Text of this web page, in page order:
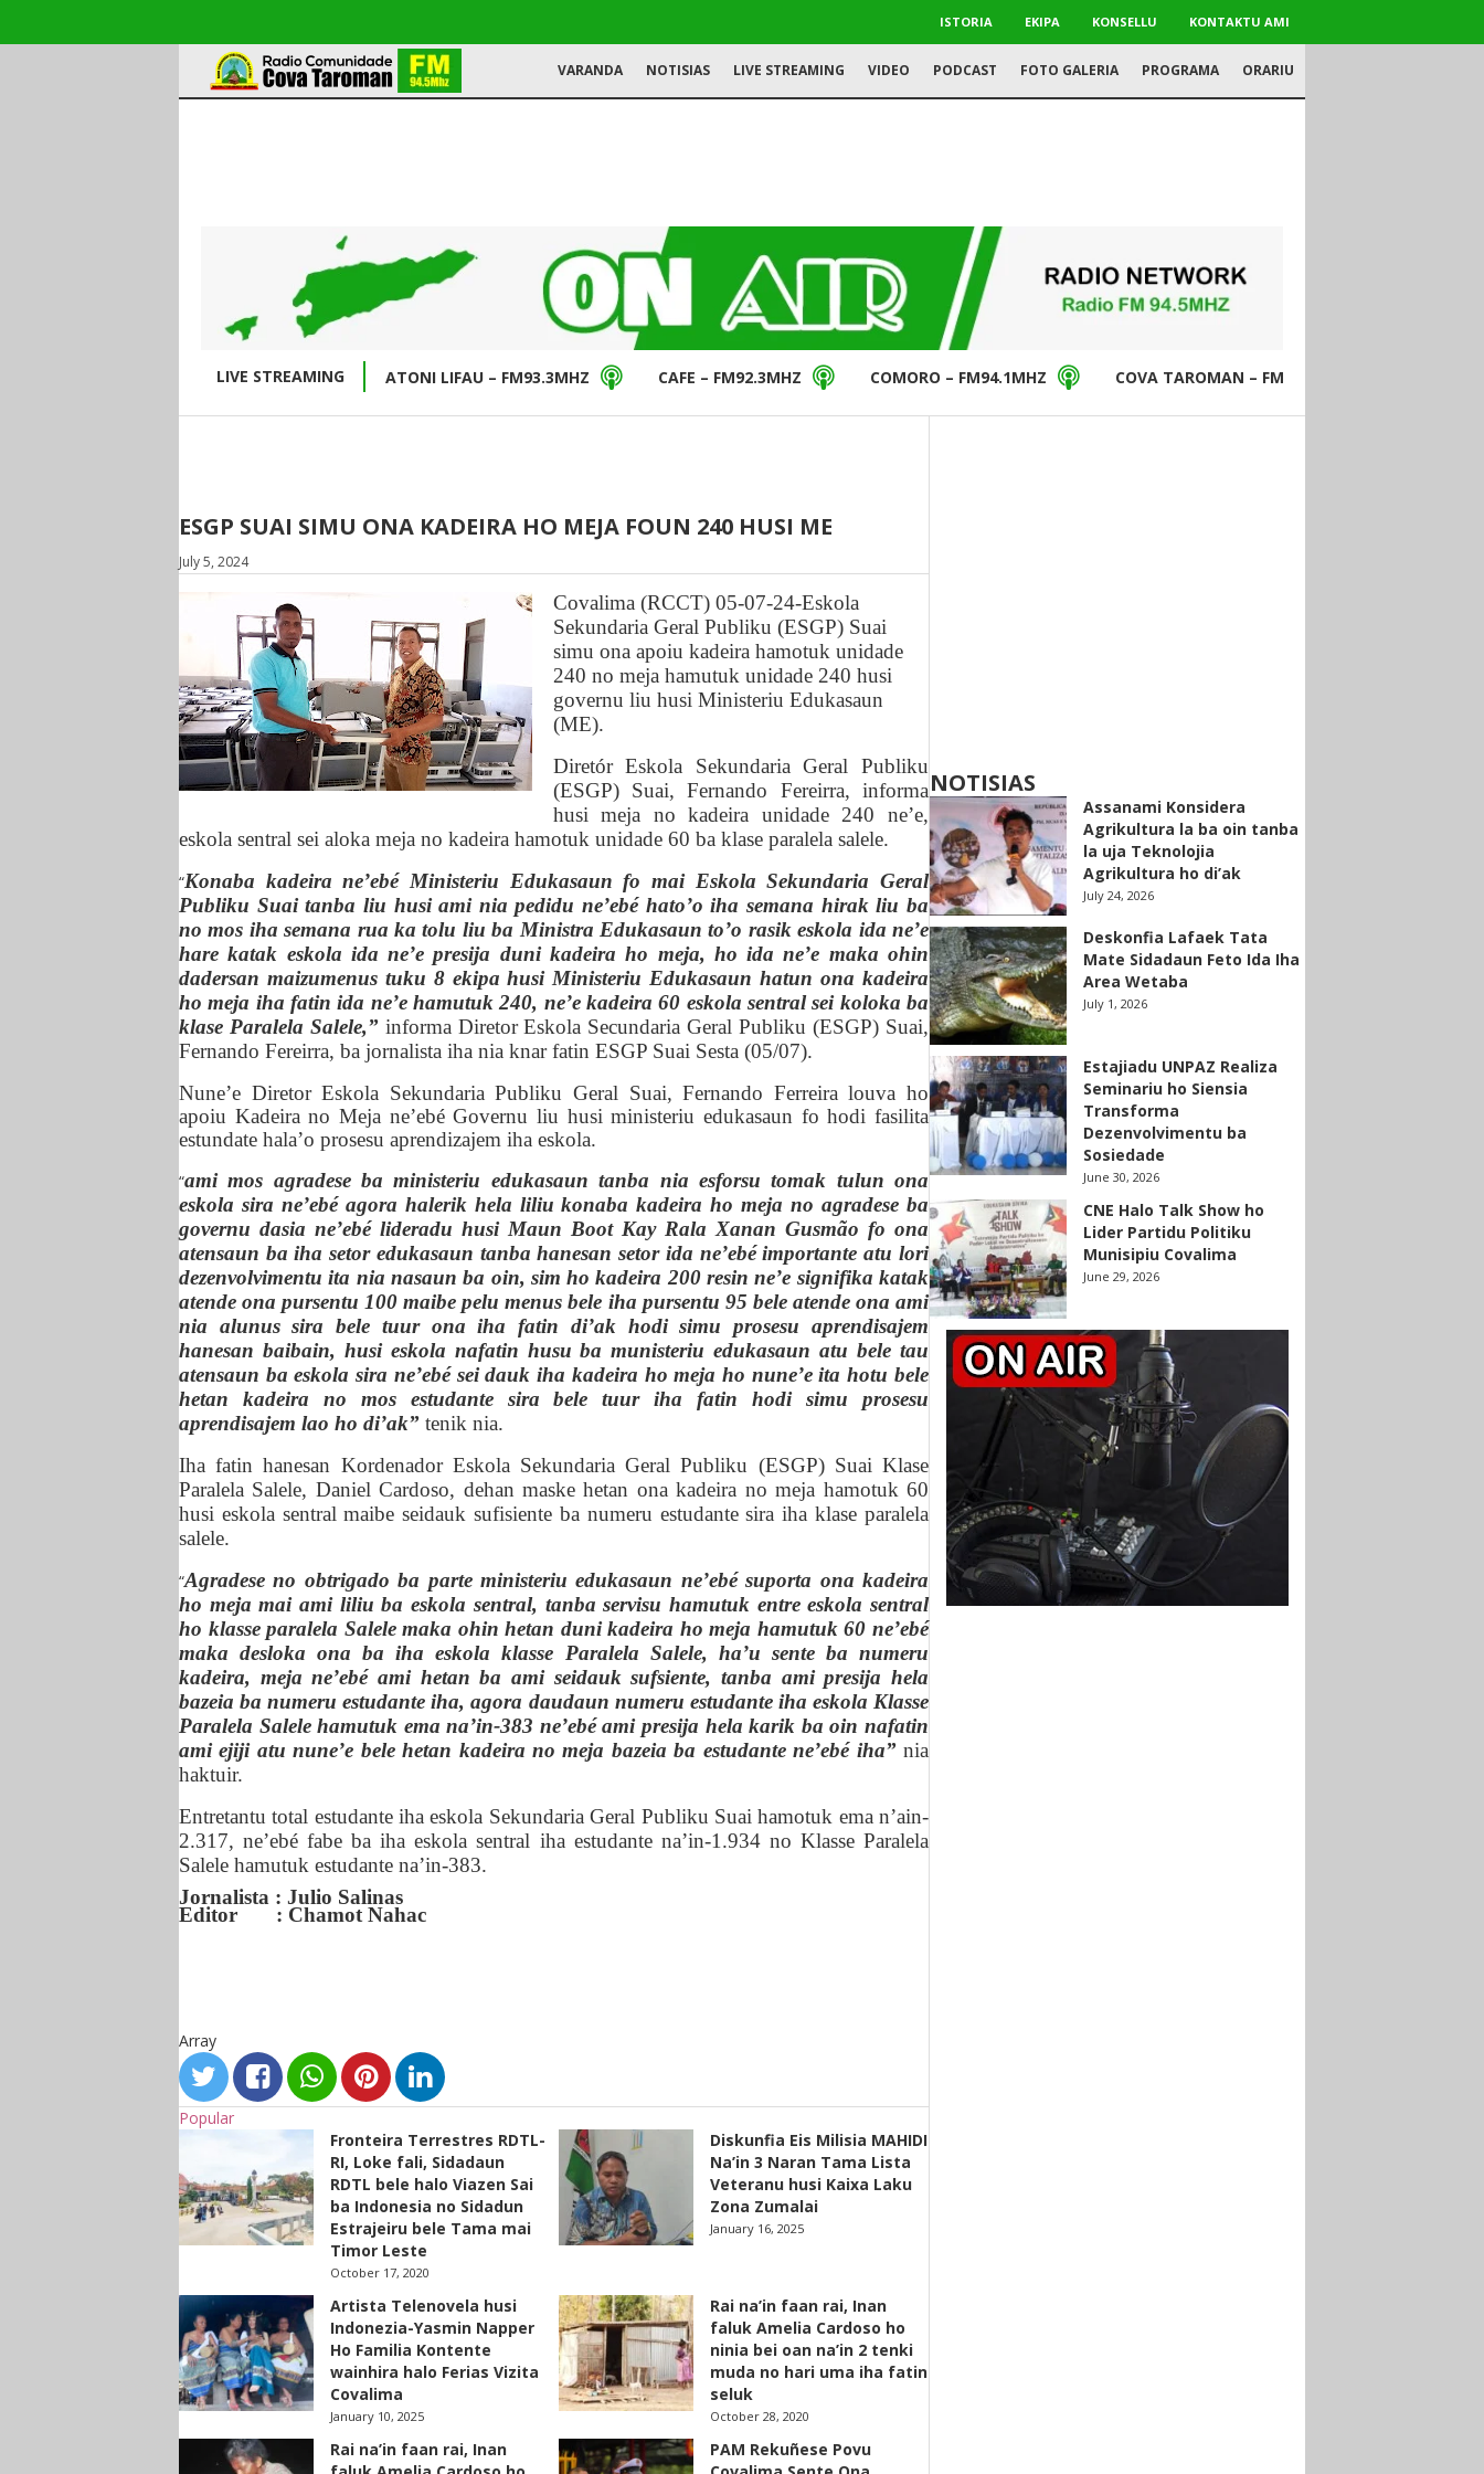
ISTORIA EKIPA KONSELLU KONTAKTU AMI
VARANDA NOTISIAS LIVE STREAMING VIDEO PODCAST FOTO GALERIA PROGRAMA ORARIU
LIVE STREAMING ATONI LIFAU – FM93.3MHZ CAFE – FM92.3MHZ COMORO – FM94.1MHZ COVA TAROMAN – FM94.5MHZ
ESGP SUAI SIMU ONA KADEIRA HO MEJA FOUN 240 HUSI ME
July 5, 2024
Covalima (RCCT) 05-07-24-Eskola
Sekundaria Geral Publiku (ESGP) Suai
simu ona apoiu kadeira hamotuk unidade
240 no meja hamutuk unidade240 husi
governu liu husi Ministeriu Edukasaun
(ME).
Diretór Eskola Sekundaria Geral Publiku
(ESGP) Suai, Fernando Fereirra, informa
husi meja no kadeira unidade 240 ne’e,
eskola sentral sei aloka meja no kadeira hamotuk unidade 60 ba klase paralela salele.
“Konaba kadeira ne’ebé Ministeriu Edukasaun fo mai Eskola Sekundaria Geral
Publiku Suai tanba liu husi ami nia pedidu ne’ebé hato’o iha semana hirak liu ba
no mos iha semana rua ka tolu liu ba Ministra Edukasaun to’o rasik eskola ida ne’e
hare katak eskola ida ne’e presija duni kadeira ho meja, ho ida ne’e maka ohin
dadersan maizumenus tuku 8 ekipa husi Ministeriu Edukasaun hatun ona kadeira
ho meja iha fatin ida ne’e hamutuk 240, ne’e kadeira 60 eskola sentral sei koloka ba
klase Paralela Salele,”informa Diretor Eskola Secundaria Geral Publiku (ESGP) Suai,
Fernando Fereirra, ba jornalista iha nia knar fatin ESGP Suai Sesta (05/07).
Nune’e Diretor Eskola Sekundaria Publiku Geral Suai, Fernando Ferreira louva ho
apoiu Kadeira no Meja ne’ebé Governu liu husi ministeriu edukasaun fo hodi fasilita
estundate hala’o prosesu aprendizajem iha eskola.
“ami mos agradese ba ministeriu edukasaun tanba nia esforsu tomak tulun ona
eskola sira ne’ebé agora halerik hela liliu konaba kadeira ho meja no agradese ba
governu dasia ne’ebé lideradu husi Maun Boot Kay Rala Xanan Gusmão fo ona
atensaun ba iha setor edukasaun tanba hanesan setor ida ne’ebé importante atu lori
dezenvolvimentu ita nia nasaun ba oin, sim ho kadeira 200 resin ne’e signifika katak
atende ona pursentu 100 maibe pelu menus bele iha pursentu 95 bele atende ona ami
nia alunus sira bele tuur ona iha fatin di’ak hodi simu prosesu aprendisajem
hanesan baibain, husi eskola nafatin husu ba munisteriu edukasaun atu bele tau
atensaun ba eskola sira ne’ebé sei dauk iha kadeira ho meja ho nune’e ita hotu bele
hetan kadeira no mos estudante sira bele tuur iha fatin hodi simu prosesu
aprendisajem lao ho di’ak” tenik nia.
Iha fatinhanesan Kordenador Eskola SekundariaGeralPubliku (ESGP) Suai Klase
Paralela Salele, Daniel Cardoso, dehan maske hetan ona kadeira no meja hamotuk 60
husi eskola sentral maibe seidauk sufisiente ba numeru estudante sira iha klase paralela
salele.
“Agradese no obtrigado ba parte ministeriu edukasaun ne’ebé suporta ona kadeira
ho meja mai ami liliu ba eskola sentral, tanba servisu hamutuk entre eskola sentral
ho klasse paralela Salele maka ohin hetan duni kadeira ho meja hamutuk 60 ne’ebé
maka desloka ona ba iha eskola klasse Paralela Salele, ha’u sente ba numeru
kadeira, meja ne’ebé ami hetan ba ami seidauk sufsiente, tanba ami presija hela
bazeia ba numeru estudante iha, agora daudaun numeru estudante iha eskola Klasse
Paralela Salele hamutuk ema na’in-383 ne’ebé ami presija hela karik ba oin nafatin
ami ejiji atu nune’e bele hetan kadeira nomeja bazeia ba estudante ne’ebé iha”nia
haktuir.
Entretantu total estudante iha eskola Sekundaria Geral Publiku Suai hamotuk ema n’ain-
2.317, ne’ebéfabe baiha eskola sentral iha estudante na’in-1.934 no Klasse Paralela
Salele hamutuk estudante na’in-383.
Jornalista : Julio Salinas
Editor : Chamot Nahac
Array
Popular
Fronteira Terrestres RDTL-
RI, Loke fali, Sidadaun
RDTL bele halo Viazen Sai
ba Indonesia no Sidadun
Estrajeiru bele Tama mai
Timor Leste
October 17, 2020
Diskunfia Eis Milisia MAHIDI
Na’in 3 Naran Tama Lista
Veteranu husi Kaixa Laku
Zona Zumalai
January 16, 2025
Artista Telenovela husi
Indonezia-Yasmin Napper
Ho Familia Kontente
wainhira halo Ferias Vizita
Covalima
January 10, 2025
Rai na’in faan rai, Inan
faluk Amelia Cardoso ho
ninia bei oan na’in 2 tenki
muda no hari uma iha fatin
seluk
October 28, 2020
Rai na’in faan rai, Inan
PAM Rekuñese Povu
NOTISIAS
Assanami Konsidera
Agrikultura la ba oin tanba
la uja Teknolojia
Agrikultura ho di’ak
July 24, 2026
Deskonfia Lafaek Tata
Mate Sidadaun Feto Ida Iha
Area Wetaba
July 1, 2026
Estajiadu UNPAZ Realiza
Seminariu ho Siensia
Transforma
Dezenvolvimentu ba
Sosiedade
June 30, 2026
CNE Halo Talk Show ho
Lider Partidu Politiku
Munisipiu Covalima
June 29, 2026